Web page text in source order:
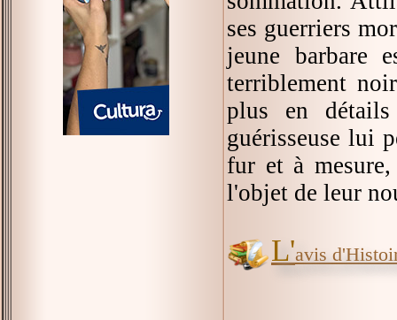
ses guerriers
jeune barbare
terriblement
plus en
guérisseuse lui
fur et à
l'objet de leur
L'avis